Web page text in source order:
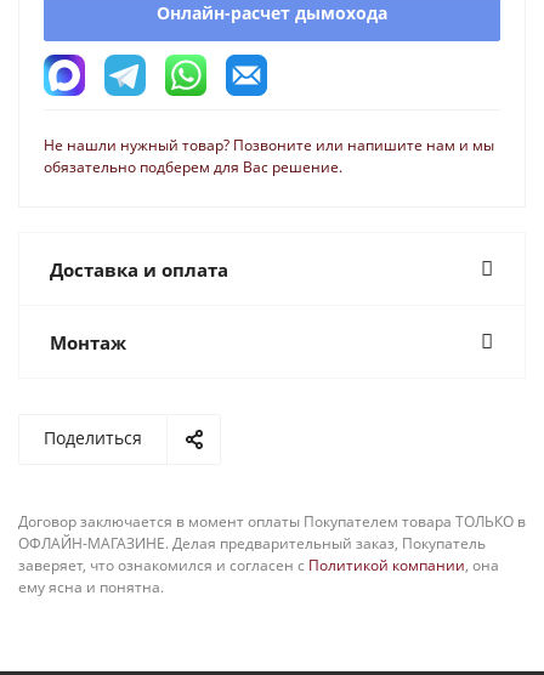
Онлайн-расчет дымохода
Не нашли нужный товар? Позвоните или напишите нам и мы
обязательно подберем для Вас решение.
Доставка и оплата
Монтаж
Поделиться
Договор заключается в момент оплаты Покупателем товара ТОЛЬКО в
ОФЛАЙН-МАГАЗИНЕ. Делая предварительный заказ, Покупатель
заверяет, что ознакомился и согласен с Политикой компании, она
ему ясна и понятна.